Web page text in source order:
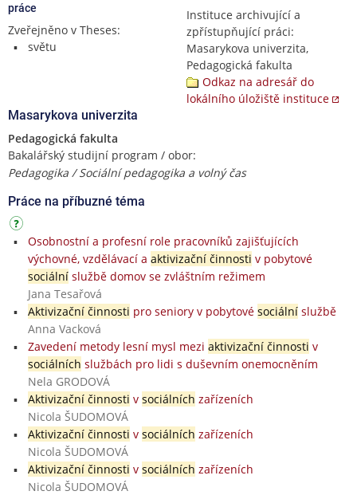
práce
Zveřejněno v Theses:
světu
Instituce archivující a
zpřístupňující práci:
Masarykova univerzita,
Pedagogická fakulta
Odkaz na adresář do
lokálního úložiště instituce
Masarykova univerzita
Pedagogická fakulta
Bakalářský studijní program / obor:
Pedagogika / Sociální pedagogika a volný čas
Práce na příbuzné téma
Osobnostní a profesní role pracovníků zajišťujících
výchovné, vzdělávací a aktivizační činnosti v pobytové
sociálníslužbě domov se zvláštním režimem
Jana Tesařová
Aktivizační činnosti pro seniory v pobytové sociálníslužbě
Anna Vacková
Zavedení metody lesní mysl mezi aktivizační činnosti v
sociálních službách pro lidi s duševním onemocněním
Nela GRODOVÁ
Aktivizační činnosti v sociálních zařízeních
Nicola ŠUDOMOVÁ
Aktivizační činnosti v sociálních zařízeních
Nicola ŠUDOMOVÁ
Aktivizační činnosti v sociálních zařízeních
Nicola ŠUDOMOVÁ